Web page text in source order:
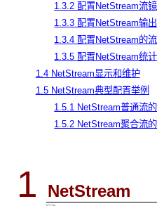
1.3.2 配置NetStream流
1.3.3 配置NetStream输
1.3.4 配置NetStream的
1.3.5 配置NetStream统
1.4 NetStream显示和维护
1.5 NetStream典型配置举例
1.5.1 NetStream普通流
1.5.2 NetStream聚合流
1 NetStream